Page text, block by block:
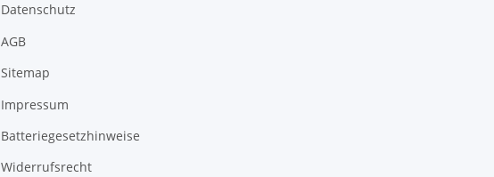
Datenschutz
AGB
Sitemap
Impressum
Batteriegesetzhinweise
Widerrufsrecht